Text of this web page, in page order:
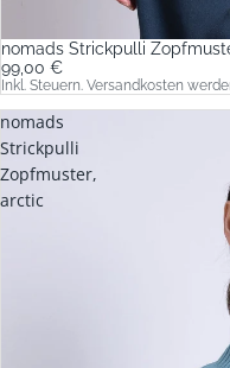
nomads Strickpulli
99,00 €
Inkl. Steuern. Versandkosten
nomads
Strickpulli
Zopfmuster,
arctic